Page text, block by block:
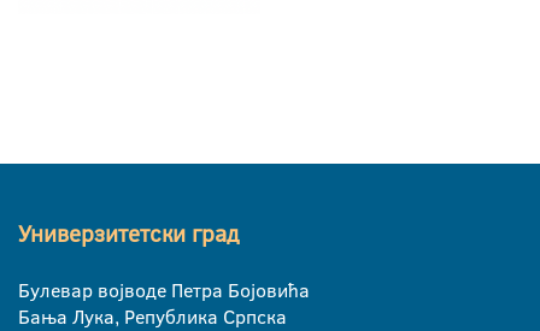
Универзитетски град
Булевар војводе Петра Бојовића
Бања Лука, Република Српска